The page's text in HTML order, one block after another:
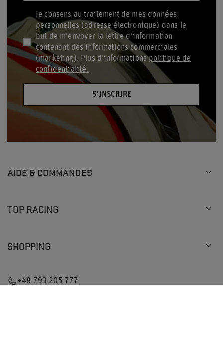
Je consens au traitement de mes données
personnelles (adresse électronique) dans le
but de m'envoyer la lettre d'information
contenant des informations commerciales
(marketing). Plus d'informationspolitique de
confidentialité.
S'INSCRIRE
AIDE & COMMANDES
TOP RACING
SHOPPING
+48 793 205 777